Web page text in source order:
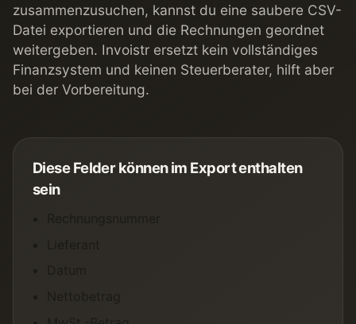
zusammenzusuchen, kannst du eine saubere CSV-
Datei exportieren und die Rechnungen geordnet
weitergeben. Invoistr ersetzt kein vollständiges
Finanzsystem und keinen Steuerberater, hilft aber
bei der Vorbereitung.
Diese Felder können im Export enthalten
sein